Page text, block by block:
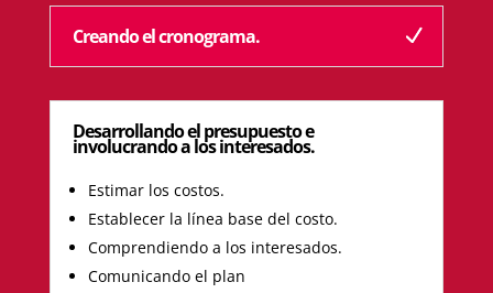
Creando el cronograma.
Desarrollando el presupuesto e
involucrando a los interesados.
Estimar los costos.
Establecer la línea base del costo.
Comprendiendo a los interesados.
Comunicando el plan